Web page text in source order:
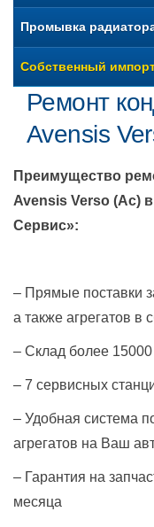
Промывка
Собственный
Ремонт
Avensis
Преимущество
Avensis Verso (Ac)
Сервис»:
– Прямые поставки
а также агрегатов в
– Склад более
– 7 сервисных
– Удобная система
агрегатов на Ваш
– Гарантия на
месяца